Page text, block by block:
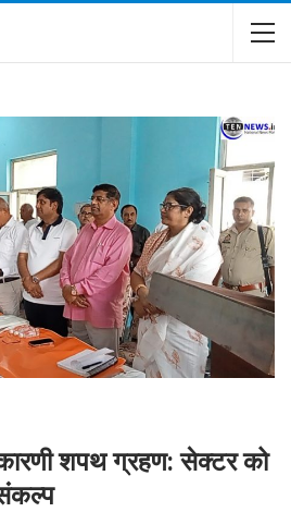
शपथ ग्रहण: सेक्टर को